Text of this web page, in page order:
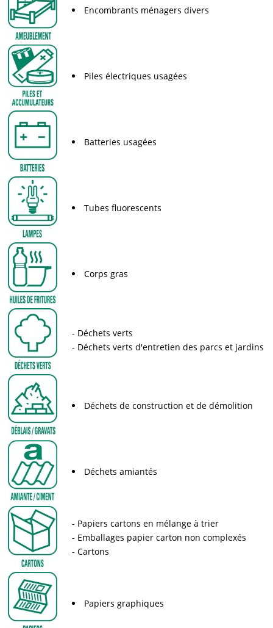
Encombrants ménagers divers
Piles électriques usagées
Batteries usagées
Tubes fluorescents
Corps gras
Déchets verts
Déchets verts d'entretien des parcs et jardins
Déchets de construction et de démolition
Déchets amiantés
Papiers cartons en mélange à trier
Emballages papier carton non complexés
Cartons
Papiers graphiques